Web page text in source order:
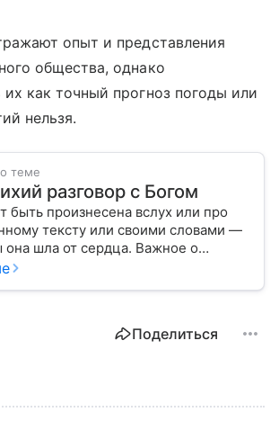
опыт и представления
общества, однако
их как точный прогноз погоды или
нельзя.
теме
разговор с Богом
быть произнесена вслух или про
тексту или своими словами —
она шла от сердца. Важное о
— в нашем материале.
Поделиться